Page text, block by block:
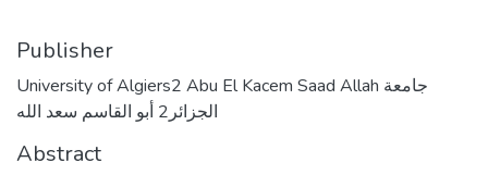
Publisher
University of Algiers2 Abu El Kacem Saad Allah جامعة
الجزائر2 أبو القاسم سعد الله
Abstract